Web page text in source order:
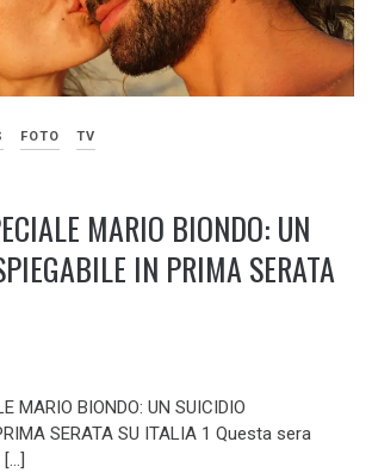
FOTO TV
MARIO BIONDO: UN
IN PRIMA SERATA
MARIO BIONDO: UN SUICIDIO
SERATA SU ITALIA 1 Questa sera